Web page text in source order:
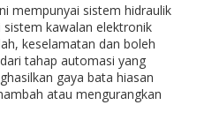
mempunyai sistem hidraulik
kawalan elektronik
keselamatan dan boleh
tahap automasi yang
gaya bata hiasan
atau mengurangkan